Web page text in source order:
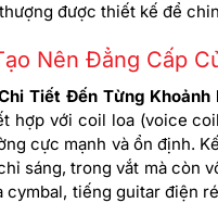
được thiết kế để
Nên Đẳng Cấp
Tiết Đến Từng Khoảnh
hợp với coil loa (voice
cực mạnh và ổn định.
sáng, trong vắt mà còn
cymbal, tiếng guitar điện